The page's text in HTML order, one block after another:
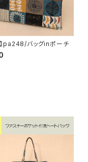
】pa248/バッグinポーチ